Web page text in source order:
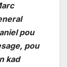
pou
pou
kad